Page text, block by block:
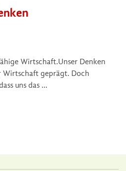
Wirtschaft.Unser Denken
Wirtschaft geprägt. Doch
uns das …